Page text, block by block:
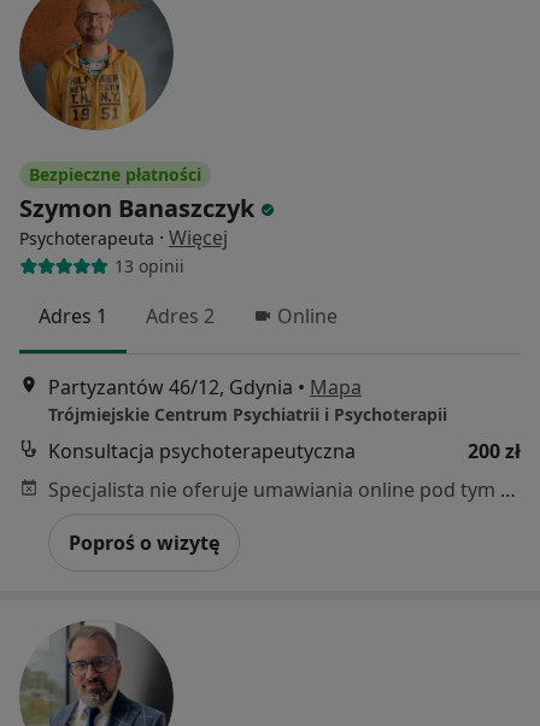
Bezpieczne płatności
Szymon Banaszczyk
Psychoterapeuta · Więcej
13 opinii
Adres 1 Adres 2 Online
Partyzantów 46/12, Gdynia • Mapa
Trójmiejskie Centrum Psychiatrii i Psychoterapii
Konsultacja psychoterapeutyczna
200 zł
Specjalista nie oferuje umawiania online pod tym adresem.
Poproś o wizytę